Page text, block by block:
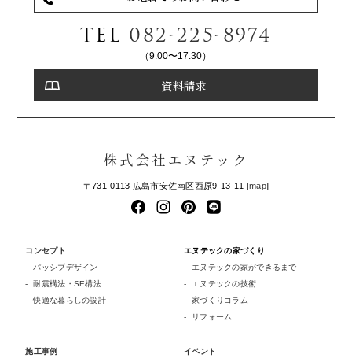
TEL 082-225-8974
（9:00〜17:30）
資料請求
株式会社エヌテック
〒731-0113 広島市安佐南区西原9-13-11 [map]
コンセプト
パッシブデザイン
耐震構法・SE構法
快適な暮らしの設計
エヌテックの家づくり
エヌテックの家ができるまで
エヌテックの技術
家づくりコラム
リフォーム
施工事例
イベント